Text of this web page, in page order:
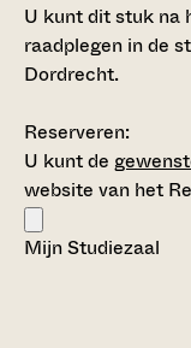
U kunt dit stuk na
raadplegen in de
Dordrecht.
Reserveren:
U kunt de
website van het
Mijn Studiezaal